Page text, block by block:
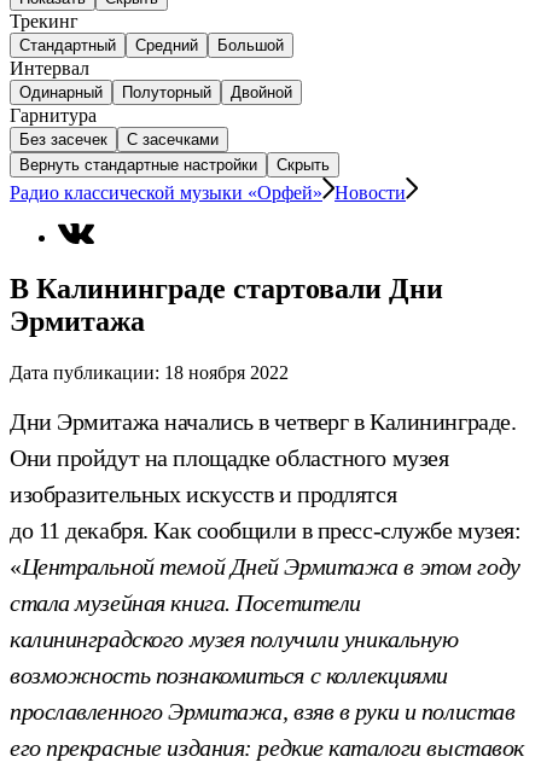
Трекинг
Стандартный Средний Большой
Интервал
Одинарный Полуторный Двойной
Гарнитура
Без засечек
С засечками
Вернуть стандартные настройки
Скрыть
Радио классической музыки «Орфей» Новости
В Калининграде стартовали Дни
Эрмитажа
Дата публикации: 18 ноября 2022
Дни Эрмитажа начались в четверг в Калининграде.
Они пройдут на площадке областного музея
изобразительных искусств и продлятся
до 11 декабря. Как сообщили в пресс-службе музея:
«Центральной темой Дней Эрмитажа в этом году
стала музейная книга. Посетители
калининградского музея получили уникальную
возможность познакомиться с коллекциями
прославленного Эрмитажа, взяв в руки и полистав
его прекрасные издания: редкие каталоги выставок